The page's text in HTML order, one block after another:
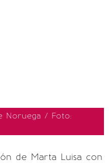
Noruega / Foto:
de Marta Luisa con